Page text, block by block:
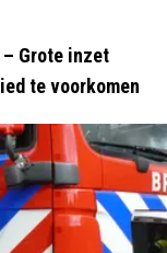
– Grote inzet
te voorkomen